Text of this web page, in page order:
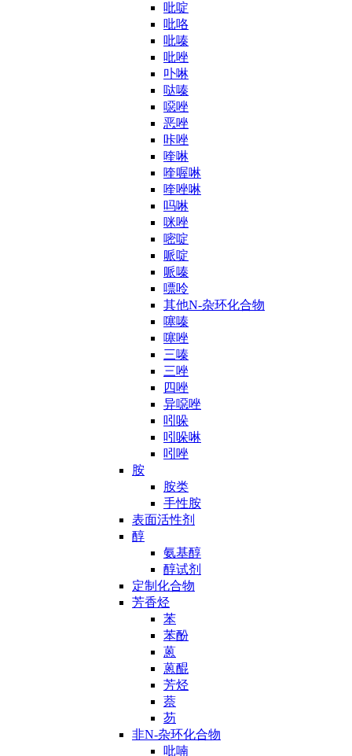
吡啶
吡咯
吡嗪
吡唑
卟啉
哒嗪
噁唑
恶唑
咔唑
喹啉
喹喔啉
喹唑啉
吗啉
咪唑
嘧啶
哌啶
哌嗪
嘌呤
其他N-杂环化合物
噻嗪
噻唑
三嗪
三唑
四唑
异噁唑
吲哚
吲哚啉
吲唑
胺
胺类
手性胺
表面活性剂
醇
氨基醇
醇试剂
定制化合物
芳香烃
苯
苯酚
蒽
蒽醌
芳烃
萘
芴
非N-杂环化合物
吡喃